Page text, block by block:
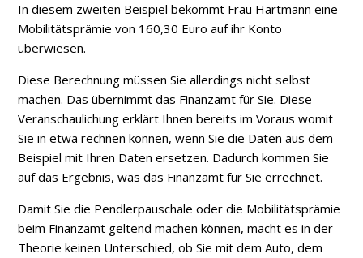
In diesem zweiten Beispiel bekommt Frau Hartmann eine
Mobilitätsprämie von 160,30 Euro auf ihr Konto
überwiesen.
Diese Berechnung müssen Sie allerdings nicht selbst
machen. Das übernimmt das Finanzamt für Sie. Diese
Veranschaulichung erklärt Ihnen bereits im Voraus womit
Sie in etwa rechnen können, wenn Sie die Daten aus dem
Beispiel mit Ihren Daten ersetzen. Dadurch kommen Sie
auf das Ergebnis, was das Finanzamt für Sie errechnet.
Damit Sie die Pendlerpauschale oder die Mobilitätsprämie
beim Finanzamt geltend machen können, macht es in der
Theorie keinen Unterschied, ob Sie mit dem Auto, dem